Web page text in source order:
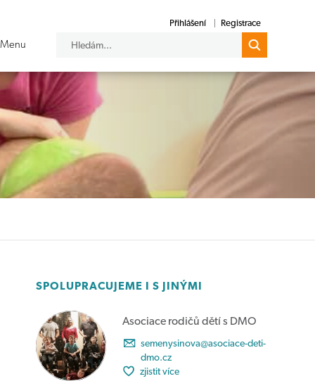
Přihlášení Registrace
SPOLUPRACUJEME I S JINÝMI
Asociace rodičů dětí s DMO
semenysinova@asociace-deti-
dmo.cz
zjistit více